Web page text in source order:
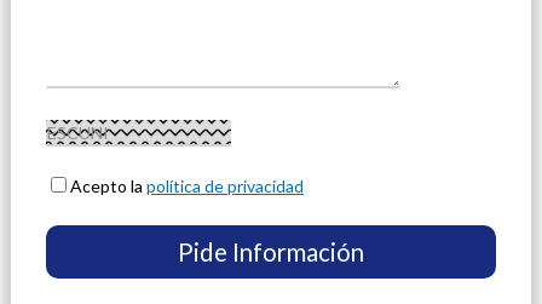
Acepto lapolítica de privacidad